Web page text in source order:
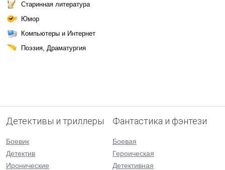
Старинная литература
Юмор
Компьютеры и Интернет
Поэзия, Драматургия
Детективы и триллеры
Боевик
Детектив
Иронические
Фантастика и фэнтези
Боевая
Героическая
Детективная